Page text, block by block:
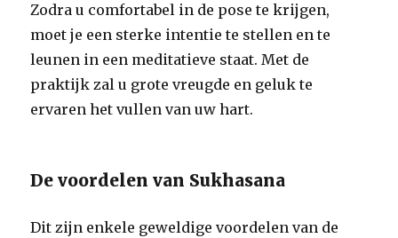
Zodra u comfortabel in de pose te krijgen,
moet je een sterke intentie te stellen en te
leunen in een meditatieve staat. Met de
praktijk zal u grote vreugde en geluk te
ervaren het vullen van uw hart.
De voordelen van Sukhasana
Dit zijn enkele geweldige voordelen van de